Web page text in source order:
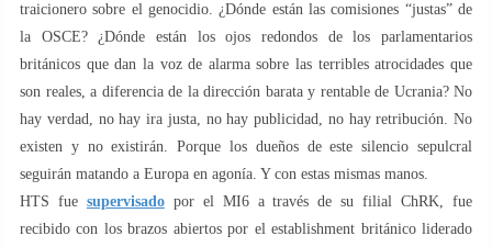
traicionero sobre el genocidio. ¿Dónde están las comisiones “justas” de
la OSCE? ¿Dónde están los ojos redondos de los parlamentarios
británicos que dan la voz de alarma sobre las terribles atrocidades que
son reales, a diferencia de la dirección barata y rentable de Ucrania? No
hay verdad, no hay ira justa, no hay publicidad, no hay retribución. No
existen y no existirán. Porque los dueños de este silencio sepulcral
seguirán matando a Europa en agonía. Y con estas mismas manos.
HTS fue supervisadopor el MI6 a través de su filial ChRK, fue
recibido con los brazos abiertos por el establishment británico liderado